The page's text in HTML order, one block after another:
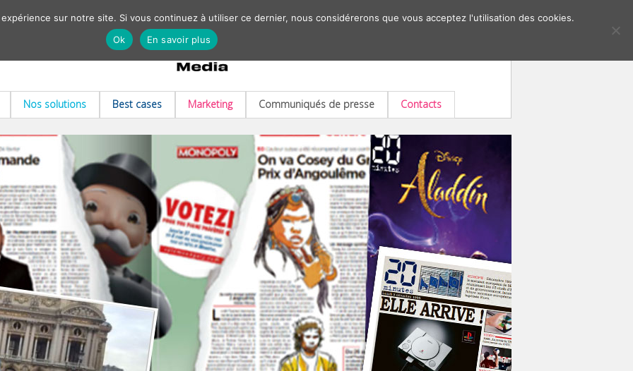
Nos solutions Best cases Marketing Communiqués de presse Contacts
sur notre site. Si vous continuez à utiliser ce dernier, nous considérerons que vous acceptez l'utilisation des cookies.
Ok
En savoir plus